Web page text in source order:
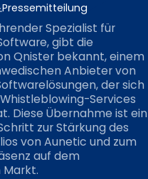
Veranstaltungen
Investoren
ESG
Über uns
Team
EN DE FR
Pressemitteilung
Spezialist für
gibt die
Qnister bekannt, einem
Anbieter von
der sich
Services
Diese Übernahme ist ein
zur Stärkung des
von Aunetic und zum
auf dem